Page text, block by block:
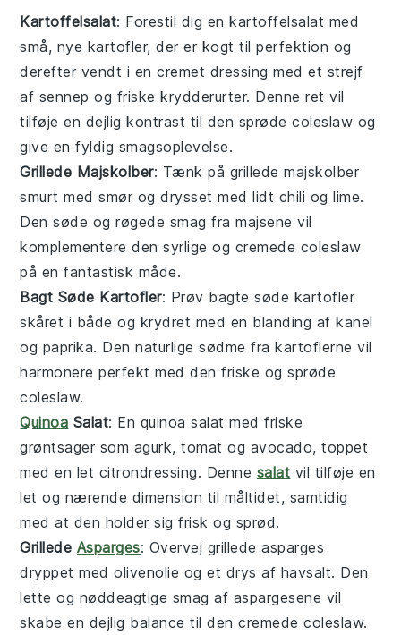
Kartoffelsalat: Forestil dig enkartoffelsalat med
små, nye kartofler, der er kogt til perfektion og
derefter vendt i en cremet dressing med et strejf
af sennep og friske krydderurter. Denne ret vil
tilføje en dejlig kontrast til den sprødecoleslaw og
give en fyldig smagsoplevelse.
Grillede Majskolber: Tænk på grillede majskolber
smurt med smør og drysset med lidt chili og lime.
Den søde og røgede smag fra majsene vil
komplementere den syrlige og cremede coleslaw
på en fantastisk måde.
Bagt Søde Kartofler: Prøv bagte søde kartofler
skåret i både og krydret med en blanding af kanel
og paprika. Den naturlige sødme fra kartoflerne vil
harmonere perfekt med den friske og sprøde
coleslaw.
Quinoa Salat: En quinoa salat med friske
grøntsager som agurk, tomat og avocado, toppet
med en let citrondressing. Denne salat vil tilføje en
let og nærende dimension til måltidet, samtidig
med at den holder sig frisk og sprød.
Grillede Asparges: Overvej grillede asparges
dryppet med olivenolie og et drys af havsalt. Den
lette og nøddeagtige smag af aspargesene vil
skabe en dejlig balance til den cremedecoleslaw.